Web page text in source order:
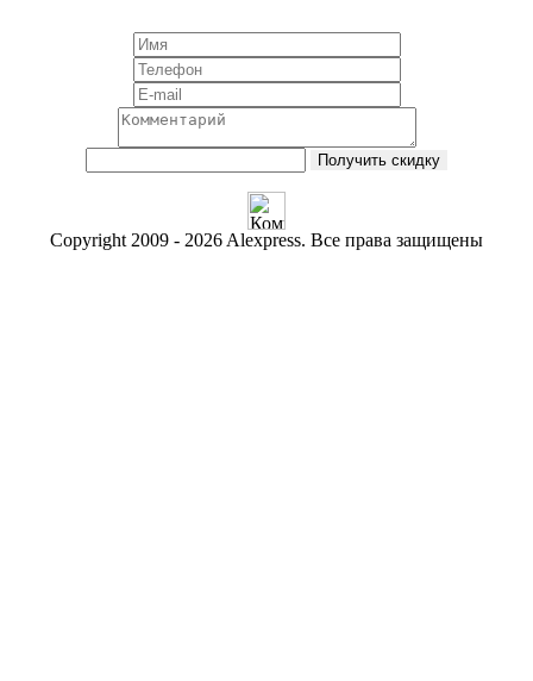
Получить скидку
Copyright 2009 - 2026 Alexpress. Все права защищены